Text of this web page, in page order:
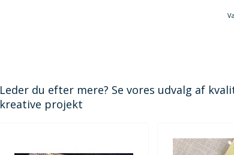
Leder du efter mere? Se vores udvalg af
kreative projekt